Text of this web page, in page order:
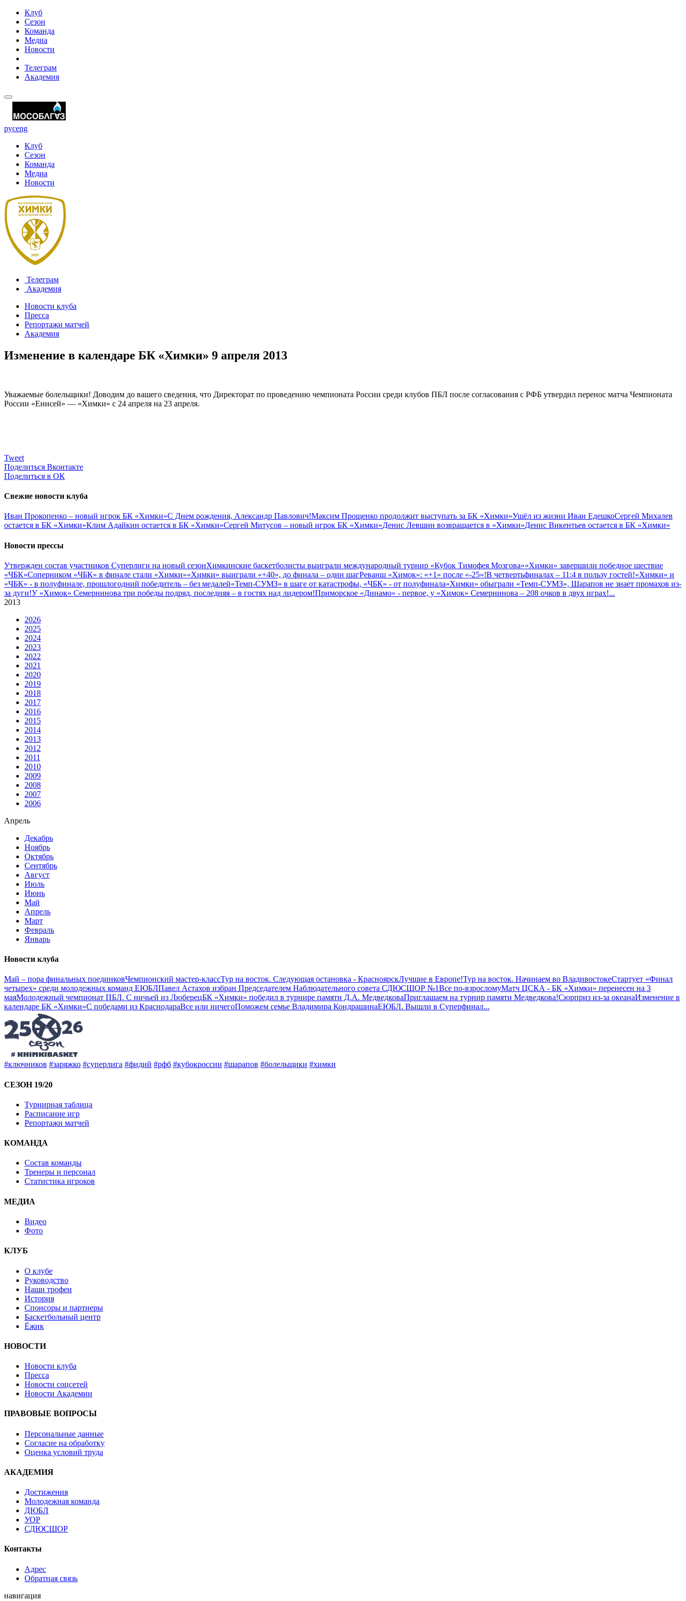
Клуб
Сезон
Команда
Медиа
Новости
Телеграм
Академия
русeng
Клуб
Сезон
Команда
Медиа
Новости
Телеграм
Академия
Новости клуба
Пресса
Репортажи матчей
Академия
Изменение в календаре БК «Химки» 9 апреля 2013
Уважаемые болельщики! Доводим до вашего сведения, что Директорат по проведению чемпионата России среди клубов ПБЛ после согласования с РФБ утвердил перенос матча Чемпионата
России «Енисей» — «Химки» с 24 апреля на 23 апреля.
Tweet
Поделиться Вконтакте
Поделиться в ОК
Свежие новости клуба
Иван Прокопенко – новый игрок БК «Химки»С Днем рождения, Александр Павлович!Максим Прощенко продолжит выступать за БК «Химки»Ушёл из жизни Иван ЕдешкоСергей Михалев
остается в БК «Химки»Клим Адайкин остается в БК «Химки»Сергей Митусов – новый игрок БК «Химки»Денис Левшин возвращается в «Химки»Денис Викентьев остается в БК «Химки»
Новости прессы
Утвержден состав участников Cуперлиги на новый сезонХимкинские баскетболисты выиграли международный турнир «Кубок Тимофея Мозгова»«Химки» завершили победное шествие
«ЧБК»Соперником «ЧБК» в финале стали «Химки»«Химки» выиграли «+40», до финала – один шагРеванш «Химок»: «+1» после «-25»!В четвертьфиналах – 11:4 в пользу гостей!«Химки» и
«ЧБК» - в полуфинале, прошлогодний победитель – без медалей«Темп-СУМЗ» в шаге от катастрофы, «ЧБК» - от полуфинала«Химки» обыграли «Темп-СУМЗ», Шарапов не знает промахов из-
за дуги!У «Химок» Семернинова три победы подряд, последняя – в гостях над лидером!Приморское «Динамо» - первое, у «Химок» Семернинова – 208 очков в двух играх!...
2013
2026
2025
2024
2023
2022
2021
2020
2019
2018
2017
2016
2015
2014
2013
2012
2011
2010
2009
2008
2007
2006
Апрель
Декабрь
Ноябрь
Октябрь
Сентябрь
Август
Июль
Июнь
Май
Апрель
Март
Февраль
Январь
Новости клуба
Май – пора финальных поединковЧемпионский мастер-классТур на восток. Следующая остановка - КрасноярскЛучшие в Европе!Тур на восток. Начинаем во ВладивостокеСтартует «Финал
четырех» среди молодежных команд ЕЮБЛПавел Астахов избран Председателем Наблюдательного совета СДЮСШОР №1Все по-взросломуМатч ЦСКА - БК «Химки» перенесен на 3
маяМолодежный чемпионат ПБЛ. С ничьей из ЛюберецБК «Химки» победил в турнире памяти Д.А. МедведковаПриглашаем на турнир памяти Медведкова!Сюрприз из-за океанаИзменение в
календаре БК «Химки»С победами из КраснодараВсе или ничегоПоможем семье Владимира КондрашинаЕЮБЛ. Вышли в Суперфинал...
#ключников #заряжко #суперлига #фидий #рфб #кубокроссии #шарапов #болельщики #химки
СЕЗОН 19/20
Турнирная таблица
Расписание игр
Репортажи матчей
КОМАНДА
Состав команды
Тренеры и персонал
Статистика игроков
МЕДИА
Видео
Фото
КЛУБ
О клубе
Руководство
Наши трофеи
История
Спонсоры и партнеры
Баскетбольный центр
Ёжик
НОВОСТИ
Новости клуба
Пресса
Новости соцсетей
Новости Академии
ПРАВОВЫЕ ВОПРОСЫ
Персональные данные
Согласие на обработку
Оценка условий труда
АКАДЕМИЯ
Достижения
Молодежная команда
ДЮБЛ
УОР
СДЮСШОР
Контакты
Адрес
Обратная связь
навигация